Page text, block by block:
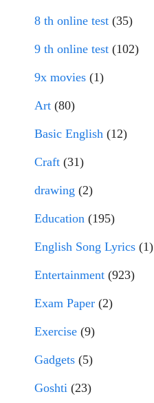
8 th online test (35)
9 th online test (102)
9x movies (1)
Art (80)
Basic English (12)
Craft (31)
drawing (2)
Education (195)
English Song Lyrics (1)
Entertainment (923)
Exam Paper (2)
Exercise (9)
Gadgets (5)
Goshti (23)